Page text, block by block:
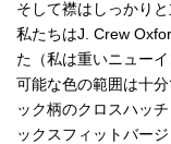
そして襟はしっかりと
私たちはJ. Crew
た（私は重いニュー
可能な色の範囲は十
ック柄のクロスハッ
ックスフィットバー